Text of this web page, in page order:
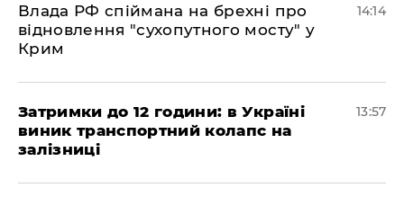
Влада РФ спіймана на брехні про
відновлення "сухопутного мосту" у
Крим
14:14
Затримки до 12 години: в Україні
виник транспортний колапс на
залізниці
13:57